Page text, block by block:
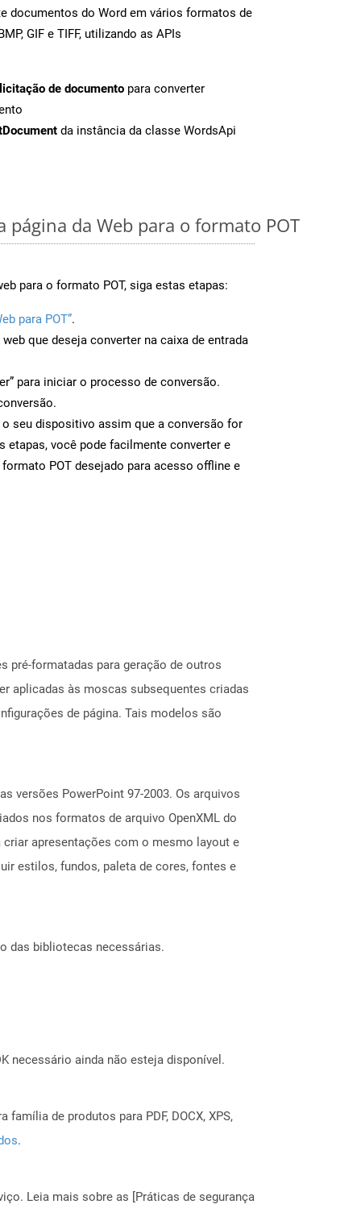
documentos do Word em vários formatos de
GIF e TIFF, utilizando as APIs
de documento para converter
da instância da classe WordsApi
página da Web para o formato POT
para o formato POT, siga estas etapas:
para POT”.
que deseja converter na caixa de entrada
para iniciar o processo de conversão.
o seu dispositivo assim que a conversão for
etapas, você pode facilmente converter e
POT desejado para acesso offline e
pré-formatadas para geração de outros
aplicadas às moscas subsequentes criadas
de página. Tais modelos são
versões PowerPoint 97-2003. Os arquivos
nos formatos de arquivo OpenXML do
apresentações com o mesmo layout e
estilos, fundos, paleta de cores, fontes e
das bibliotecas necessárias.
necessário ainda não esteja disponível.
de produtos para PDF, DOCX, XPS,
.
Leia mais sobre as [Práticas de segurança